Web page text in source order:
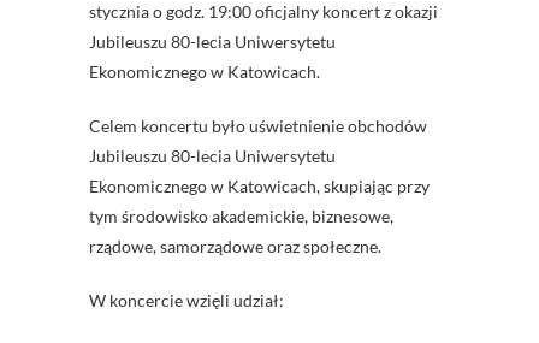
stycznia o godz. 19:00 oficjalny koncert z okazji
Jubileuszu 80-lecia Uniwersytetu
Ekonomicznego w Katowicach.
Celem koncertu było uświetnienie obchodów
Jubileuszu 80-lecia Uniwersytetu
Ekonomicznego w Katowicach, skupiając przy
tym środowisko akademickie, biznesowe,
rządowe, samorządowe oraz społeczne.
W koncercie wzięli udział: